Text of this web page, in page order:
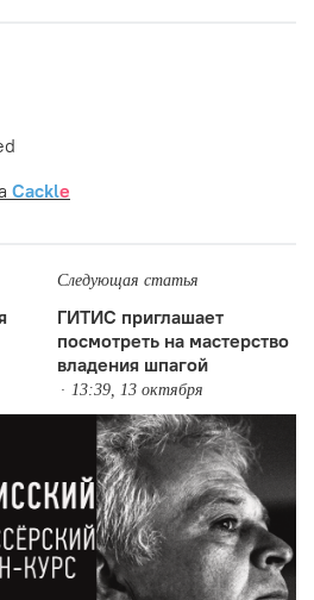
Cackle
Следующая статья
ГИТИС приглашает
посмотреть на мастерство
владения шпагой
13:39, 13 октября